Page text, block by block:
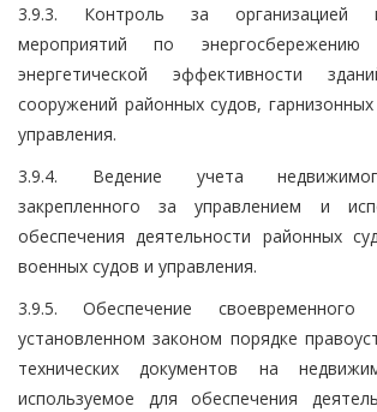
3.9.3. Контроль за организацией
мероприятий по
энергетической эффективности
сооружений районных судов,
управления.
3.9.4. Ведение учета
закрепленного за управлением и
обеспечения деятельности районных
военных судов и управления.
3.9.5. Обеспечение
установленном законом порядке
технических документов на
используемое для обеспечения